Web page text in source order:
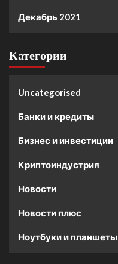
Декабрь 2021
Категории
Uncategorised
Банки и кредиты
Бизнес и инвестиции
Криптоиндустрия
Новости
Новости плюс
Ноутбуки и планшеты